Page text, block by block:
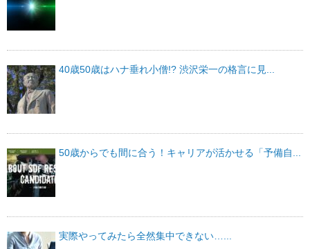
40歳50歳はハナ垂れ小僧!? 渋沢栄一の格言に見...
50歳からでも間に合う！キャリアが活かせる「予備自...
実際やってみたら全然集中できない…...